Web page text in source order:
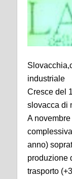
industriale
Cresce del
slovacca di
A
anno)
produzione
trasporto